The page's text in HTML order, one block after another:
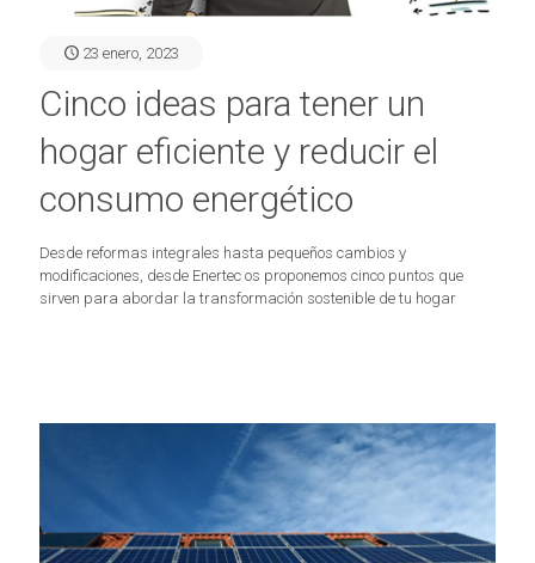
23 enero, 2023
Cinco ideas para tener un
hogar eficiente y reducir el
consumo energético
Desde reformas integrales hasta pequeños cambios y
modificaciones, desde Enertec os proponemos cinco puntos que
sirven para abordar la transformación sostenible de tu hogar